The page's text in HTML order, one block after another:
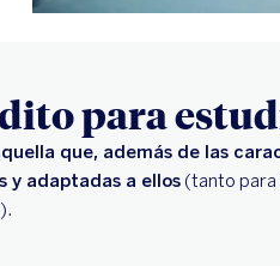
para
que, además de las
y adaptadas a ellos (tanto para